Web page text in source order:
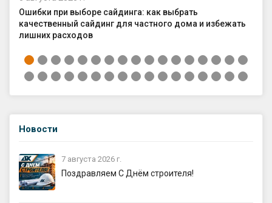
Новости
7 августа 2026 г.
Поздравляем С Днём строителя!
Ошибки при выборе сайдинга: как выбрать
качественный сайдинг для частного дома и избежать
лишних расходов